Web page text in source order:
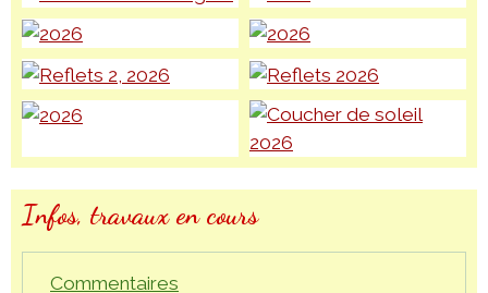
Infos, travaux en cours
Commentaires